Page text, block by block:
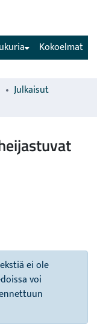
Kokoelmat
Julkaisut
ei ole
voi